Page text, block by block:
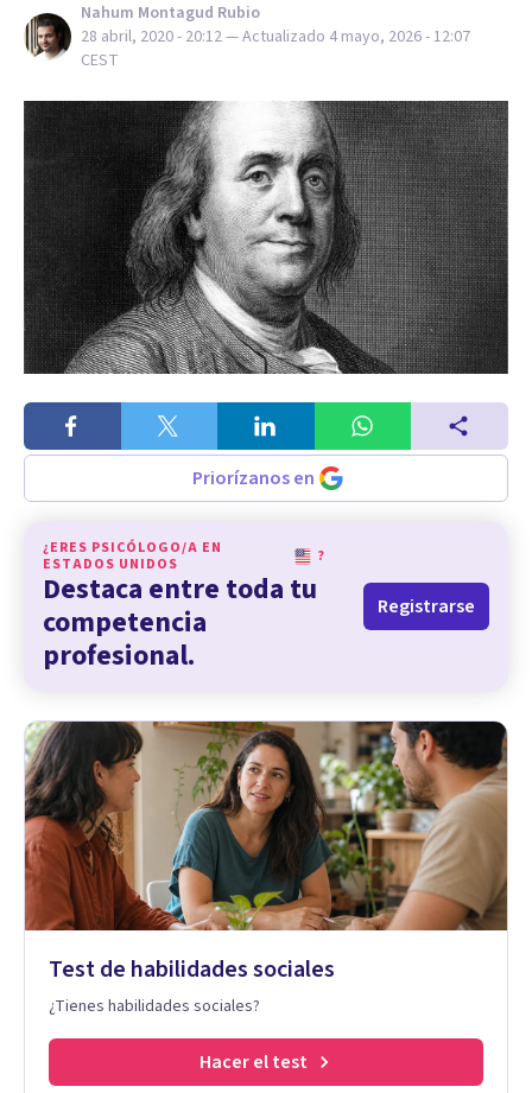
Nahum Montagud Rubio
28 abril, 2020 - 20:12— Actualizado 4 mayo, 2026 - 12:07
CEST
Priorízanos en
¿ERES PSICÓLOGO/A EN
ESTADOS UNIDOS
?
Destaca entre toda tu
competencia
profesional.
Registrarse
Test de habilidades sociales
¿Tienes habilidades sociales?
Hacer el test